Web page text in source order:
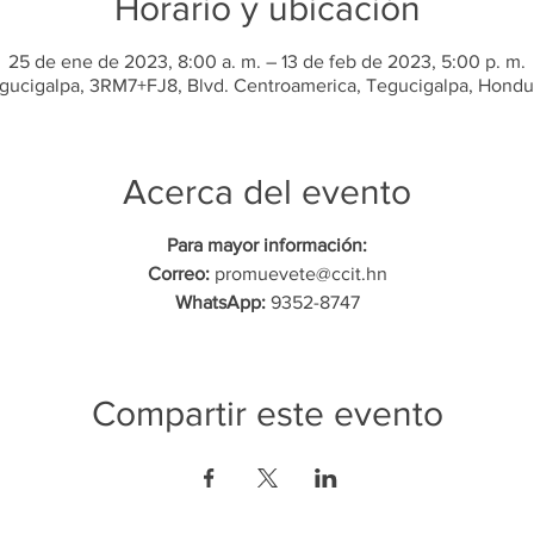
Horario y ubicación
25 de ene de 2023, 8:00 a. m. – 13 de feb de 2023, 5:00 p. m.
3RM7+FJ8, Blvd. Centroamerica, Tegucigalpa,
Acerca del evento
Para mayor información:
Correo:promuevete@ccit.hn
WhatsApp:9352-8747
Compartir este evento